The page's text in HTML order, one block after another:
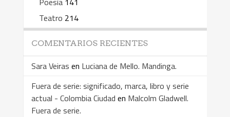
Teatro 214
COMENTARIOS RECIENTES
Sara Veiras en Luciana de Mello. Mandinga.
Fuera de serie: significado, marca, libro y serie
actual - Colombia Ciudad en Malcolm Gladwell.
Fuera de serie.